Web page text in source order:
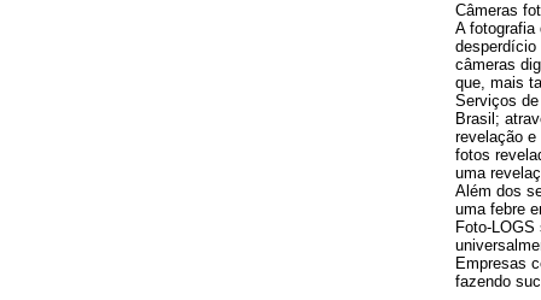
Câmeras
A fotografia
desperdício
câmeras
que, mais
Serviços
Brasil;
revelação
fotos
uma
Além dos
uma febre
Foto-
Empresas
fazendo